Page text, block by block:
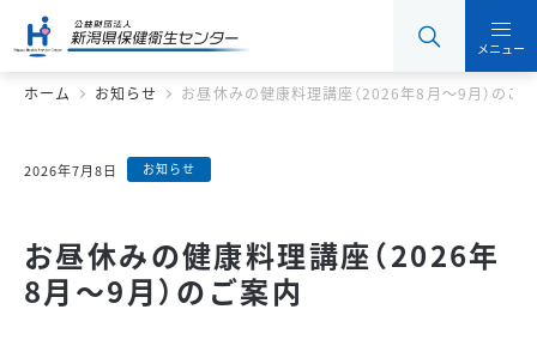
メニュー
ホーム お知らせ お昼休みの健康料理講座（2026年8月～9月）のご
2026年7月8日 お知らせ
お昼休みの健康料理講座（2026年
8月～9月）のご案内